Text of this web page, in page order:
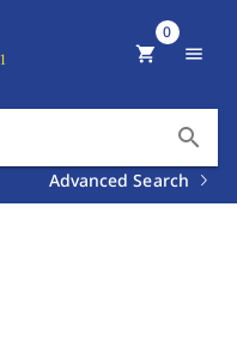
search
Advanced Search
shopping_cart
0
menu